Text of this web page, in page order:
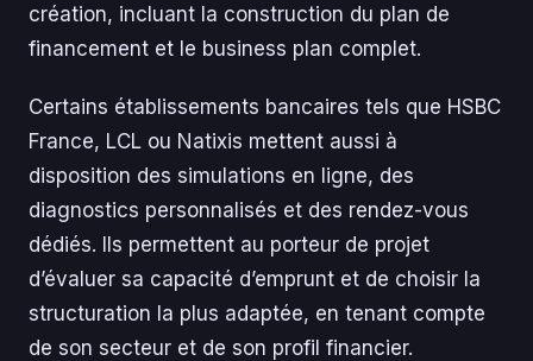
création, incluant la construction du plan de
financement et le business plan complet.
Certains établissements bancaires tels que HSBC
France, LCL ou Natixis mettent aussi à
disposition des simulations en ligne, des
diagnostics personnalisés et des rendez-vous
dédiés. Ils permettent au porteur de projet
d’évaluer sa capacité d’emprunt et de choisir la
structuration la plus adaptée, en tenant compte
de son secteur et de son profil financier.